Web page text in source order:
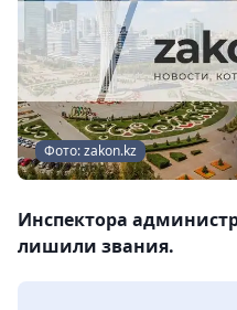
Фото: zakon.kz
Инспектора
лишили звания.